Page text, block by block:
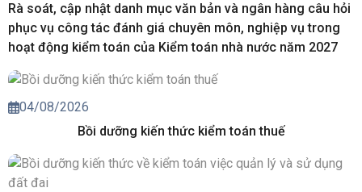
Rà soát, cập nhật danh mục văn bản và ngân hàng câu hỏi
phục vụ công tác đánh giá chuyên môn, nghiệp vụ trong
hoạt động kiểm toán của Kiểm toán nhà nước năm 2027
04/08/2026
Bồi dưỡng kiến thức kiểm toán thuế